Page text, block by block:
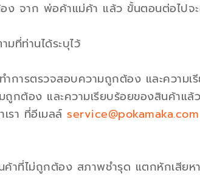
ง จาก พ่อค้าแม่ค้า แล้ว ขั้นตอนต่อไปจ
ที่ท่านได้ระบุไว้
ำการตรวจสอบความถูกต้อง และความเ
กต้อง และความเรียบร้อยของสินค้าแล้
รา ที่อีเมลล์ service@pokamaka.com
าที่ไม่ถูกต้อง สภาพชำรุด แตกหักเสียห